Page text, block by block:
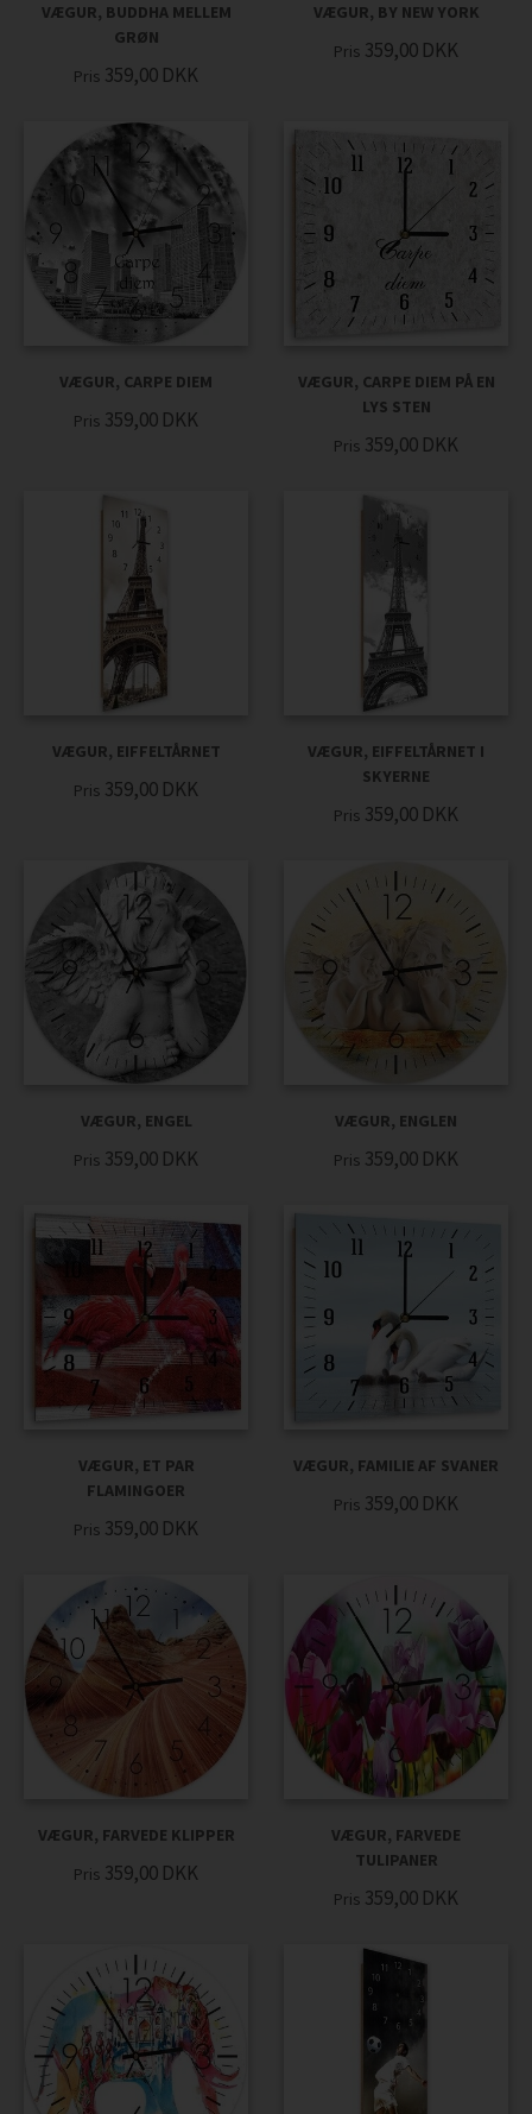
VÆGUR, BUDDHA MELLEM
GRØN
Pris 359,00 DKK
VÆGUR, BY NEW YORK
Pris 359,00 DKK
VÆGUR, CARPE DIEM
Pris 359,00 DKK
VÆGUR, CARPE DIEM PÅ EN
LYS STEN
Pris 359,00 DKK
VÆGUR, EIFFELTÅRNET
Pris 359,00 DKK
VÆGUR, EIFFELTÅRNET I
SKYERNE
Pris 359,00 DKK
VÆGUR, ENGEL
Pris 359,00 DKK
VÆGUR, ENGLEN
Pris 359,00 DKK
VÆGUR, ET PAR
FLAMINGOER
Pris 359,00 DKK
VÆGUR, FAMILIE AF SVANER
Pris 359,00 DKK
VÆGUR, FARVEDE KLIPPER
Pris 359,00 DKK
VÆGUR, FARVEDE
TULIPANER
Pris 359,00 DKK